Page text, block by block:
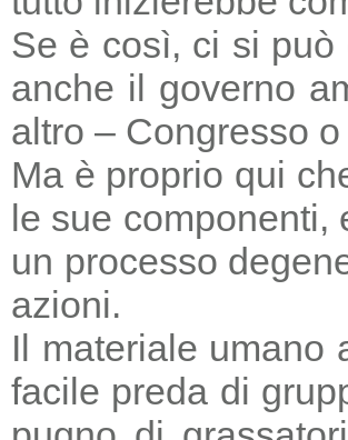
Se è così, ci si può
anche il governo
altro – Congresso
Ma è proprio qui
le sue componenti,
un processo
azioni.
Il materiale umano
facile preda di